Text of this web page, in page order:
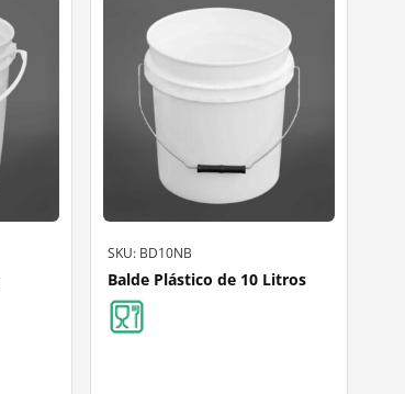
SKU: BD10NB
Balde Plástico de 10 Litros